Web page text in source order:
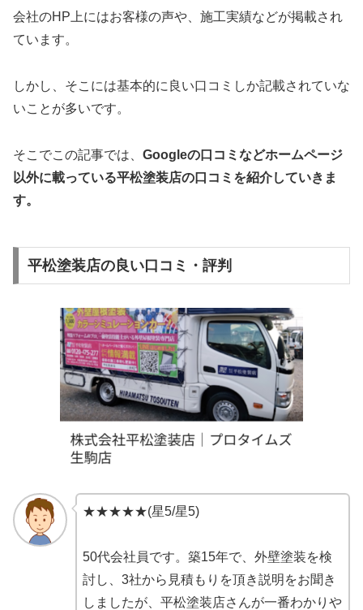
会社のHP上にはお客様の声や、施工実績などが掲載され
ています。
しかし、そこには基本的に良い口コミしか記載されていな
いことが多いです。
そこでこの記事では、 Googleの口コミなどホームページ
以外に載っている平松塗装店の口コミを紹介していきま
す。
平松塗装店の良い口コミ・評判
★★★★★(星5/星5)
50代会社員です。築15年で、外壁塗装を検
討し、3社から見積もりを頂き説明をお聞き
しましたが、平松塗装店さんが一番わかりや